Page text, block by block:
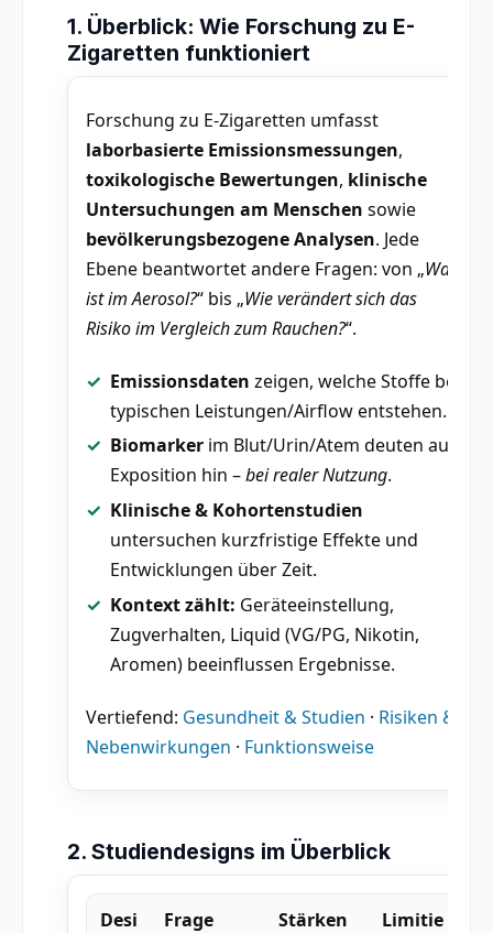
1. Überblick: Wie Forschung zu E-
Zigaretten funktioniert
Forschung zu E-Zigaretten umfasst
laborbasierte Emissionsmessungen,
toxikologische Bewertungen, klinische
Untersuchungen am Menschen sowie
bevölkerungsbezogene Analysen. Jede
Ebene beantwortet andere Fragen: von „Was
ist im Aerosol?“ bis „Wie verändert sich das
Risiko im Vergleich zum Rauchen?“.
Emissionsdaten zeigen, welche Stoffe bei
typischen Leistungen/Airflow entstehen.
Biomarkerim Blut/Urin/Atem deuten auf
Exposition hin –bei realer Nutzung.
Klinische & Kohortenstudien
untersuchen kurzfristige Effekte und
Entwicklungen über Zeit.
Kontext zählt: Geräteeinstellung,
Zugverhalten, Liquid (VG/PG, Nikotin,
Aromen) beeinflussen Ergebnisse.
Vertiefend: Gesundheit & Studien · Risiken &
Nebenwirkungen · Funktionsweise
2. Studiendesigns im Überblick
Desi
Frage Stärken
Limitie